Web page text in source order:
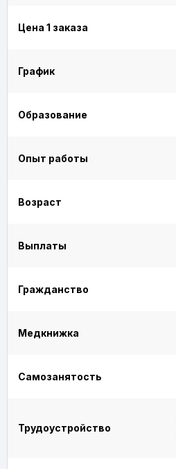
Цена 1 заказа
График
Образование
Опыт работы
Возраст
Выплаты
Гражданство
Медкнижка
Самозанятость
Трудоустройство